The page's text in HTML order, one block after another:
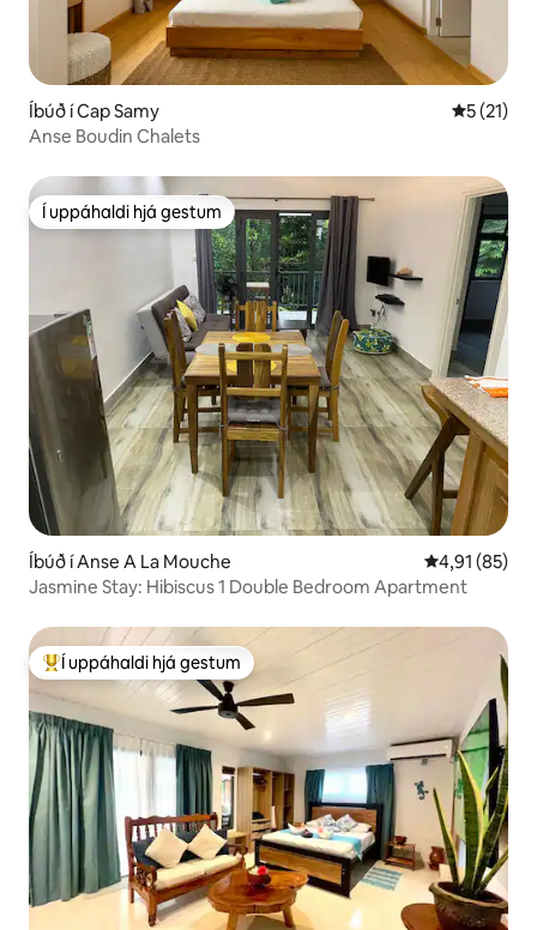
Íbúð í Cap Samy 5 af 5 í
5 (21)
Anse Boudin Chalets
Í uppáhaldi hjá gestum
Í uppáhaldi hjá gestum
Íbúð í Anse A La Mouche 4,91 af 5 í
4,91 (85)
Jasmine Stay: Hibiscus 1 Double Bedroom Apartment
Í mestu uppáhaldi hjá gestum
Í uppáhaldi hjá gestum